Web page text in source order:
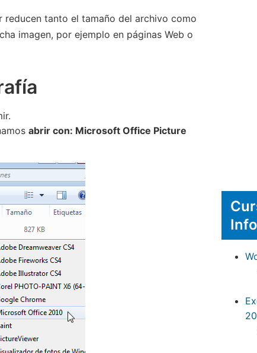
tanto el tamaño del archivo como
imagen, por ejemplo en páginas Web o
abrir con: Microsoft Office Picture